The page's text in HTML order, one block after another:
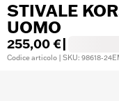
STIVALE
UOMO
255,00 €
Codice articolo | SKU: 98618-